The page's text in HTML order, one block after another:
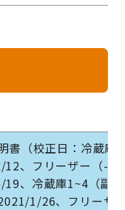
書（校正日：冷蔵
12、フリーザー（-
、冷蔵庫1~4（副
2021/1/26、フリー